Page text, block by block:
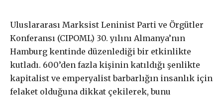
Uluslararası Marksist Leninist Parti ve Örgütler
Konferansı (CIPOML) 30. yılını Almanya’nın
Hamburg kentinde düzenlediği bir etkinlikte
kutladı. 600’den fazla kişinin katıldığı şenlikte
kapitalist ve emperyalist barbarlığın insanlık için
felaket olduğuna dikkat çekilerek, bunu